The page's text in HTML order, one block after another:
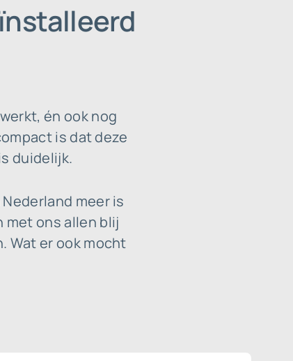
én ook nog
is dat deze
duidelijk.
meer is
met ons allen blij
Wat er ook mocht